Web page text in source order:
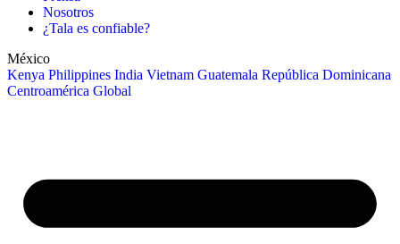
Nosotros
¿Tala es confiable?
México
Kenya Philippines India Vietnam Guatemala República Dominicana
Centroamérica Global